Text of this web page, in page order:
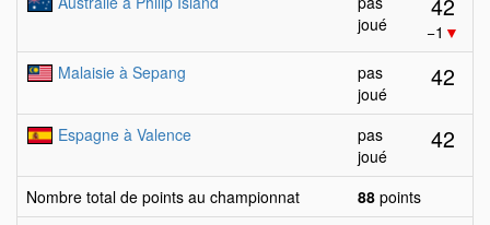
joué
−1 ▼
Malaisie à Sepang
pas
joué
42
Espagne à Valence
pas
joué
42
Nombre total de points au championnat 88 points